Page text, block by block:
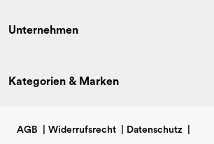
Unternehmen
Kategorien & Marken
AGB Widerrufsrecht Datenschutz